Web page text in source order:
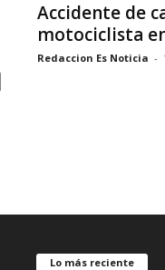
Accidente de
motociclista
Redaccion Es Noticia -
Lo más reciente